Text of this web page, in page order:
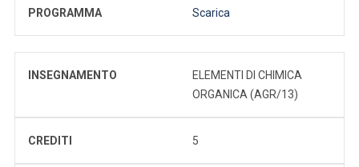
PROGRAMMA Scarica
INSEGNAMENTO
ELEMENTI DI CHIMICA
ORGANICA (AGR/13)
CREDITI 5